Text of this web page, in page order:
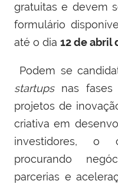
gratuitas e devem
formulário
até o dia 12 de abril
Podem se
startupsnas fases
projetos de
criativa em
investidores, o
procurando
parcerias e